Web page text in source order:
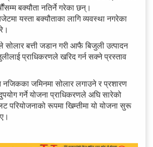
बक्यौता नतिर्ने गरेका छन्।
यस्ता बक्यौताका लागि व्यवस्था नगरेका
बत्ती जडान गरी आफै बिजुली उत्पादन
प्राधिकरणले खरिद गर्न सक्ने प्रस्ताव
जमिनमा सोलार लगाउने र प्रशारण
गर्ने योजना प्राधिकरणले अघि सारेको
परियोजनाको रूपमा खिम्तीमा यो योजना सुरू